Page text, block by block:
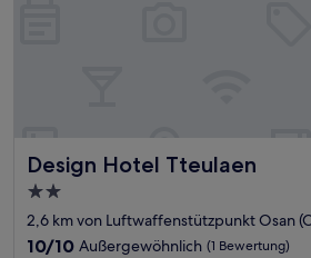
Design Hotel Tteulaen
Design Hotel Tteulaen
2.0-
Sterne-
Unterkunft
2,6 km von Luftwaffenstützpunkt Osan
10.0
10/10 Außergewöhnlich (1 Bewertung)